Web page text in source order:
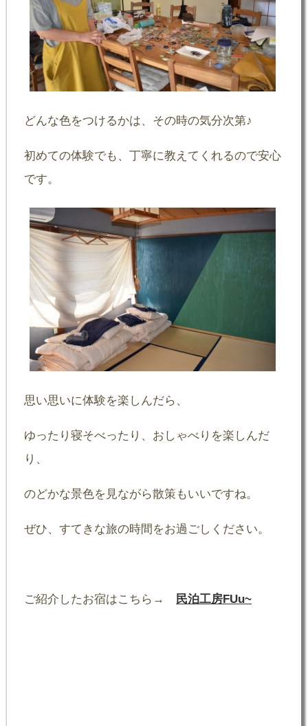
どんな色をつけるかは、その時の気分次第♪
初めての体験でも、丁寧に教えてくれるので安心
です。
思い思いに体験を楽しんだら、
ゆったり寝そべったり、おしゃべりを楽しんだ
り、
のどかな景色を見ながら散策もいいですね。
ぜひ、すてきな旅の時間をお過ごしください。
ご紹介したお宿はこちら→ 民泊工房FUu~